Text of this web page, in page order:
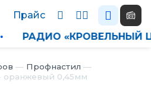
Прайс
РАДИО
— Профнастил —
оранжевый 0,45мм